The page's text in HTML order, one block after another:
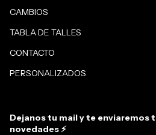
CAMBIOS
TABLA DE TALLES
CONTACTO
PERSONALIZADOS
Dejanos tu mail y te enviaremos
novedades ⚡